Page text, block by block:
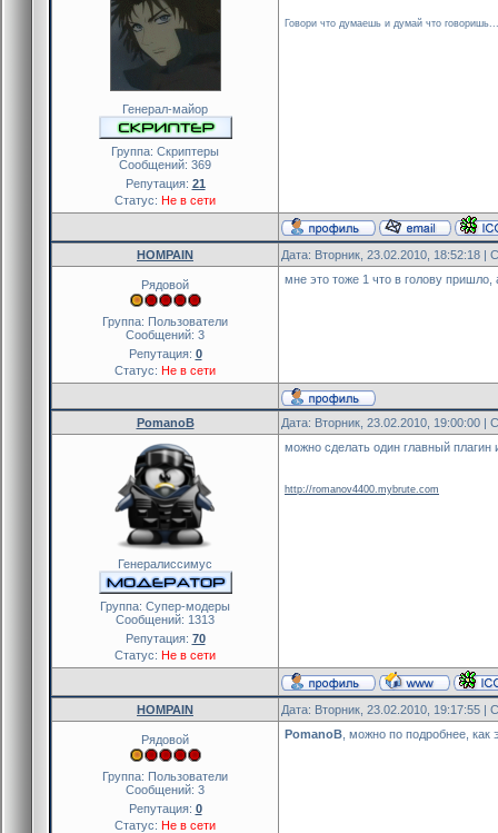
Генерал-майор
Группа: Скриптеры
Сообщений: 369
Репутация: 21
Статус: Не в сети
Говори что думаешь и думай что говоришь...
HOMPAIN Дата: Вторник, 23.02.2010, 18:52:18 |
Рядовой
Группа: Пользователи
Сообщений: 3
Репутация: 0
Статус: Не в сети
мне это тоже 1 что в голову
PomanoB Дата: Вторник, 23.02.2010, 19:00:00 |
Генералиссимус
Группа: Cупер-модеры
Сообщений: 1313
Репутация: 70
Статус: Не в сети
можно сделать один главный
http://romanov4400.mybrute.com
HOMPAIN Дата: Вторник, 23.02.2010, 19:17:55 |
Рядовой
Группа: Пользователи
Сообщений: 3
Репутация: 0
Статус: Не в сети
PomanoB , можно по подробнее, как